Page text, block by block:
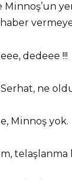
dedeee !!!
ne
Minnoş yok.
telaşlanma